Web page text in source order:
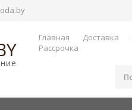
Главная Доставка
Рассрочка